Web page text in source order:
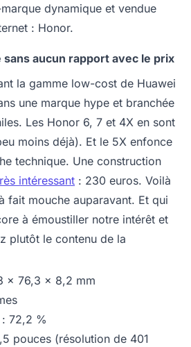
dynamique et vendue
: Honor.
aucun rapport avec le prix
la gamme low-cost de Huawei
une marque hype et branchée
Les Honor 6, 7 et 4X en sont
moins déjà). Et le 5X enfonce
technique. Une construction
intéressant : 230 euros. Voilà
fait mouche auparavant. Et qui
à émoustiller notre intérêt et
plutôt le contenu de la
x 76,3 x 8,2 mm
72,2 %
pouces (résolution de 401